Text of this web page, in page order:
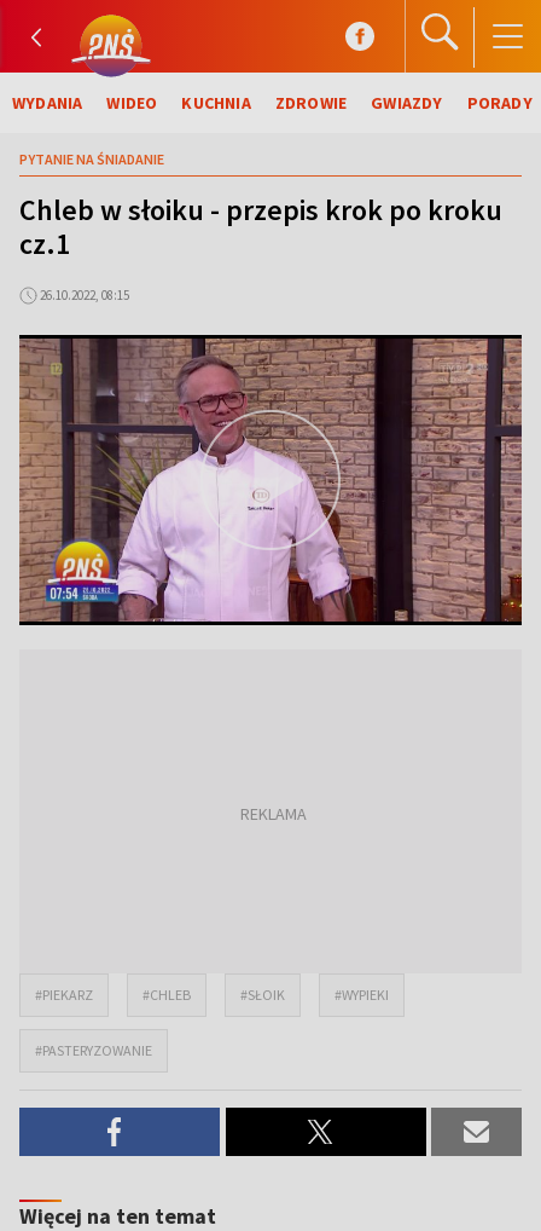
WYDANIA WIDEO KUCHNIA ZDROWIE GWIAZDY PORADY
PYTANIE NA ŚNIADANIE
Chleb w słoiku - przepis krok po kroku
cz.1
26.10.2022, 08:15
#PIEKARZ #CHLEB #SŁOIK #WYPIEKI
#PASTERYZOWANIE
Więcej na ten temat